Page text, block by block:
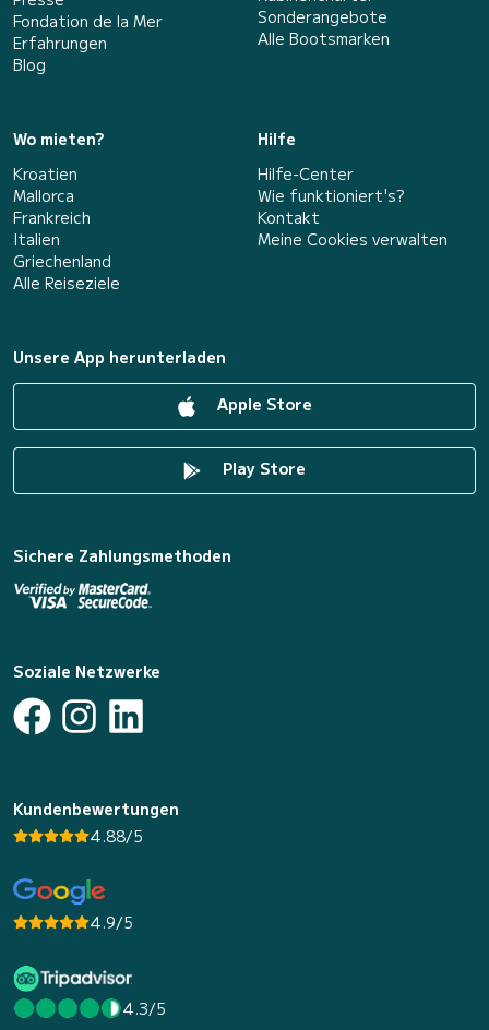
Fondation de la Mer
Erfahrungen
Blog
Sonderangebote
Alle Bootsmarken
Wo mieten?
Kroatien
Mallorca
Frankreich
Italien
Griechenland
Alle Reiseziele
Hilfe
Hilfe-Center
Wie funktioniert's?
Kontakt
Meine Cookies verwalten
Unsere App herunterladen
Apple Store
Play Store
Sichere Zahlungsmethoden
Soziale Netzwerke
Kundenbewertungen
4.88/5
4.9/5
4.3/5